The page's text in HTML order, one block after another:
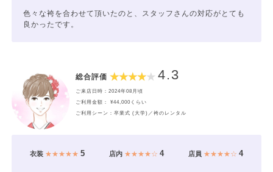
色々な袴を合わせて頂いたのと、スタッフさんの対応がとても
良かったです。
総合評価 4.3
ご来店日時：2024年08月頃
ご利用金額： ¥44,000くらい
ご利用シーン：卒業式 (大学)／袴のレンタル
衣装★★★★★ 5 店内★★★★☆ 4 店員 ★★★★☆4